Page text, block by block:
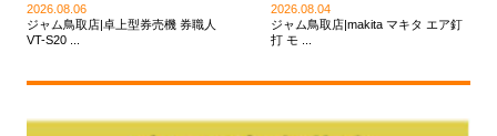
2026.08.06
ジャム鳥取店|卓上型券売機 券職人
VT-S20 ...
2026.08.04
ジャム鳥取店|makita マキタ エア釘
打 モ ...